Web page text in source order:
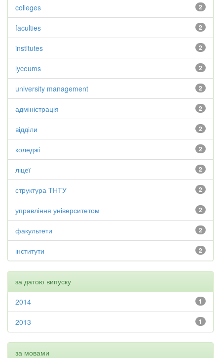
2
colleges
2
faculties
2
institutes
2
lyceums
2
university management
2
адміністрація
2
відділи
2
коледжі
2
ліцеї
2
структура ТНТУ
2
управління університетом
2
факультети
2
інститути
за датою випуску
1
2014
1
2013
за мовами